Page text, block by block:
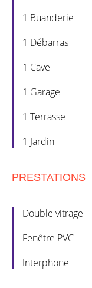
1 Buanderie
1 Débarras
1 Cave
1 Garage
1 Terrasse
1 Jardin
PRESTATIONS
Double vitrage
Fenêtre PVC
Interphone